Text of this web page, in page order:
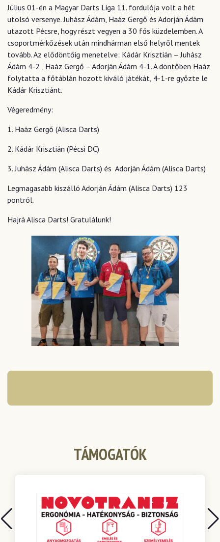
Július 01-én a Magyar Darts Liga 11. fordulója volt a hét
utolsó versenye. Juhász Ádám, Haáz Gergő és Adorján Ádám
utazott Pécsre, hogy részt vegyen a 30 fős küzdelemben. A
csoportmérkőzések után mindhárman első helyről mentek
tovább. Az elődöntőig menetelve: Kádár Krisztián – Juhász
Ádám 4-2 , Haáz Gergő – Adorján Ádám 4-1. A döntőben Haáz
folytatta a főtáblán hozott kiváló játékát, 4-1-re győzte le
Kádár Krisztiánt.
Végeredmény:
1. Haáz Gergő (Alisca Darts)
2. Kádár Krisztián (Pécsi DC)
3. Juhász Ádám (Alisca Darts) és Adorján Ádám (Alisca Darts)
Legmagasabb kiszálló Adorján Ádám (Alisca Darts) 123
pontról.
Hajrá Alisca Darts! Gratulálunk!
TÁMOGATÓK